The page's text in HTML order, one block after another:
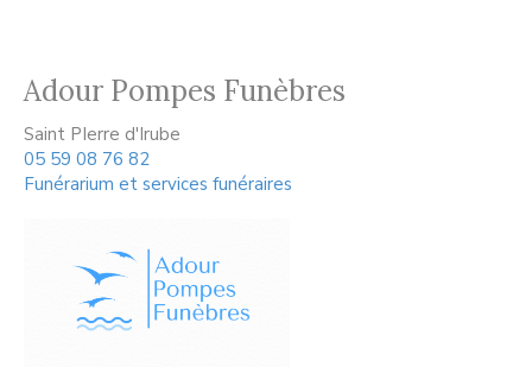
Adour Pompes Funèbres
Saint PIerre d'Irube
05 59 08 76 82
Funérarium et services funéraires